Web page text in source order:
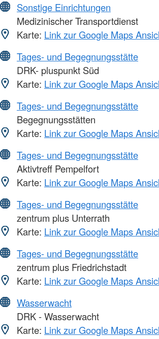
Sonstige Einrichtungen
Medizinischer Transportdienst
Karte: Link zur Google Maps
Tages- und Begegnungsstätte
DRK- pluspunkt Süd
Karte: Link zur Google Maps
Tages- und Begegnungsstätte
Begegnungsstätten
Karte: Link zur Google Maps
Tages- und Begegnungsstätte
Aktivtreff Pempelfort
Karte: Link zur Google Maps
Tages- und Begegnungsstätte
zentrum plus Unterrath
Karte: Link zur Google Maps
Tages- und Begegnungsstätte
zentrum plus Friedrichstadt
Karte: Link zur Google Maps
Wasserwacht
DRK - Wasserwacht
Karte: Link zur Google Maps